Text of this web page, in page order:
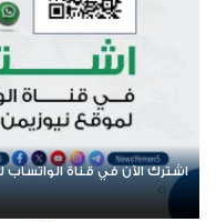
اشترك الآن في قناة الواتساب لـ